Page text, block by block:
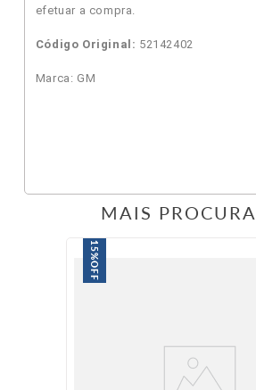
efetuar a compra.
Código Original: 52142402
Marca: GM
MAIS
15%
OFF